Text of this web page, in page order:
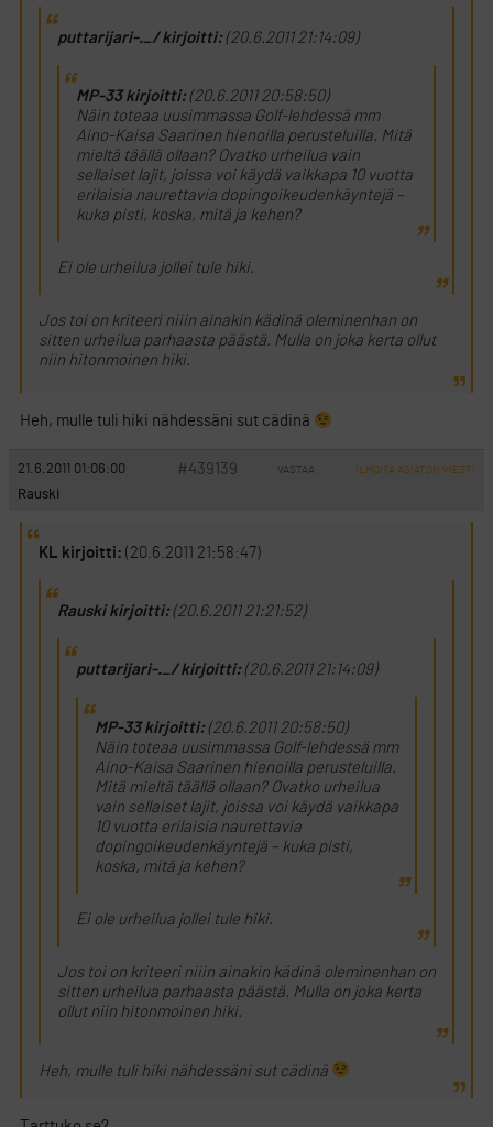
puttarijari-._/ kirjoitti:(20.6.2011 21:14:09)
MP-33 kirjoitti:(20.6.2011 20:58:50)
Näin toteaa uusimmassa Golf-lehdessä mm
Aino-Kaisa Saarinen hienoilla perusteluilla. Mitä
mieltä täällä ollaan? Ovatko urheilua vain
sellaiset lajit, joissa voi käydä vaikkapa 10 vuotta
erilaisia naurettavia dopingoikeudenkäyntejä –
kuka pisti, koska, mitä ja kehen?
Ei ole urheilua jollei tule hiki.
Jos toi on kriteeri niiin ainakin kädinä oleminenhan on
sitten urheilua parhaasta päästä. Mulla on joka kerta ollut
niin hitonmoinen hiki.
Heh, mulle tuli hiki nähdessäni sut cädinä
21.6.2011 01:06:00 #439139 VASTAA ILMOITA ASIATON VIESTI
Rauski
KL kirjoitti: (20.6.2011 21:58:47)
Rauski kirjoitti:(20.6.2011 21:21:52)
puttarijari-._/ kirjoitti:(20.6.2011 21:14:09)
MP-33 kirjoitti:(20.6.2011 20:58:50)
Näin toteaa uusimmassa Golf-lehdessä mm
Aino-Kaisa Saarinen hienoilla perusteluilla.
Mitä mieltä täällä ollaan? Ovatko urheilua
vain sellaiset lajit, joissa voi käydä vaikkapa
10 vuotta erilaisia naurettavia
dopingoikeudenkäyntejä – kuka pisti,
koska, mitä ja kehen?
Ei ole urheilua jollei tule hiki.
Jos toi on kriteeri niiin ainakin kädinä oleminenhan on
sitten urheilua parhaasta päästä. Mulla on joka kerta
ollut niin hitonmoinen hiki.
Heh, mulle tuli hiki nähdessäni sut cädinä